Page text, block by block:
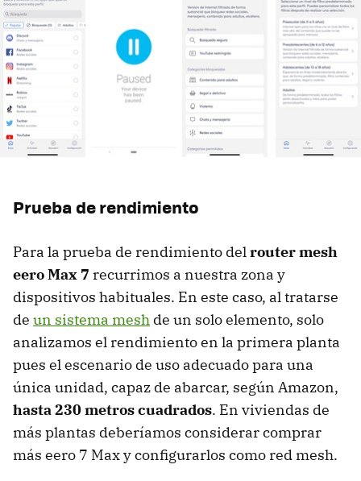
Prueba de rendimiento
Para la prueba de rendimiento delrouter mesh
eero Max 7 recurrimos a nuestra zona y
dispositivos habituales. En este caso, al tratarse
de un sistema mesh de un solo elemento, solo
analizamos el rendimiento en la primera planta
pues el escenario de uso adecuado para una
única unidad, capaz de abarcar, según Amazon,
hasta 230 metros cuadrados. En viviendas de
más plantas deberíamos considerar comprar
más eero 7 Max y configurarlos como red mesh.